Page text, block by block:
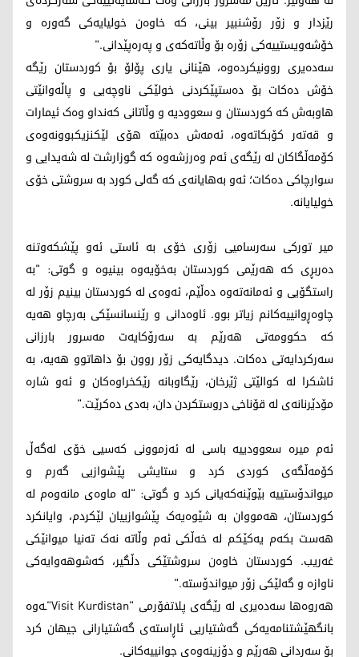
رێزدار و زۆر رۆشنبیر بینی، کە خاوەن خولیایەکی گەورە و
خۆشەویستییەکی زۆرە بۆ وڵاتەکەی و پەرەپێدانی."
سەدەیری روونیکردەوە، هێنانی یاری پۆلۆ بۆ کوردستان رێگە
خۆش دەکات بۆ دەستپێکردنی خولێکی ناوچەیی و پاڵەوانێتی
هاوبەش کە کوردستان و سعوودیە و وڵاتانی کەنداو وەک ئیمارات
و قەتەر کۆبکاتەوە، ئەمەش دەبێتە هۆی لێکنزیکبوونەوەی
کۆمەڵگاکان لە رێگەی ئەم وەرزشەوە کە گوزارشت لە شەیدایی و
سوارچاکی دەکات؛ ئەو بەهایانەی کە گەلی کورد بە سروشتی خۆی
خولیایانە.
میر تورکی سەرسامیی زۆری خۆی بە ئاستی ئەو پێشکەوتنە
دەربڕی کە هەرێمی کوردستان بەخۆیەوە بینیوە و گوتی: "بە
راستگۆیی و ئەمانەتەوە دەڵێم، ئەوەی لە کوردستان بینیم زۆر لە
چاوەڕوانییەکانم زیاتر بوو. ئاوەدانی و رێنسانسێکی بەرچاو هەیە
کە حکوومەتی هەرێم بە سەرۆکایەت مەسرور بارزانی
سەرکردایەتی دەکات. دیدگایەکی زۆر روون بۆ داهاتوو هەیە، بە
ئاشکرا لە کوالێتی ژێرخان، رێگاوبانە رێکخراوەکان و ئەو شارە
مۆدێرنانەی لە قۆناخی دروستکردن دان، بەدی دەکرێت."
ئەم میرە سعوودییە باسی لە ئەزموونی کەسیی خۆی لەگەڵ
کۆمەڵگەی کوردی کرد و ستایشی پێشوازیی گەرم و
میواندۆستییە بێوێنەکەیانی کرد و گوتی: "لە ماوەی مانەوەم لە
کوردستان، هەمووان بە شێوەیەک پێشوازییان لێکردم، وایانکرد
هەست بکەم یەکێکم لە خەڵکی ئەم وڵاتە نەک تەنیا میوانێکی
غەریب. کوردستان خاوەن سروشتێکی دڵگیر، کەشوهەوایەکی
ناوازە و گەلێکی زۆر میواندۆستە."
هەروەها سەدەیری لە رێگەی پلاتفۆرمی "Visit Kurdistan"ـەوە
بانگهێشتنامەیەکی گەشتیاریی ئاڕاستەی گەشتیارانی جیهان کرد
بۆ سەردانی هەرێم و دۆزینەوەی جوانییەکانی.